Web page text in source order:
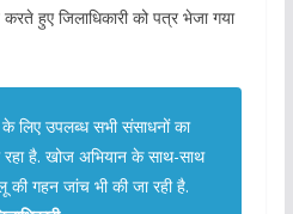
हुए जिलाधिकारी को पत्र भेजा गया
लिए उपलब्ध सभी संसाधनों का
रहा है. खोज अभियान के साथ-साथ
की गहन जांच भी की जा रही है.